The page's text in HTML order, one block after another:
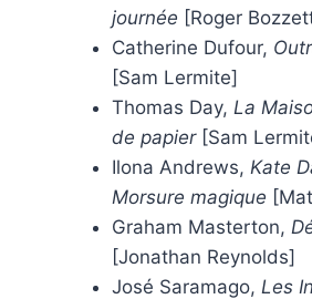
journée [Roger
Catherine Dufour,
[Sam Lermite]
Thomas Day, La
de papier[Sam
Ilona Andrews, Kate
Morsure magique
Graham Masterton,
[Jonathan Reynolds]
José Saramago, Les